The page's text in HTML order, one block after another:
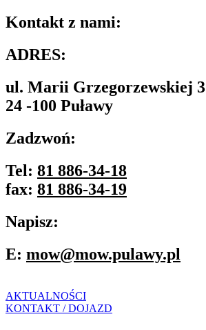
Kontakt z nami:
ADRES:
ul. Marii Grzegorzewskiej 3
24 -100 Puławy
Zadzwoń:
Tel: 81 886-34-18
fax: 81 886-34-19
Napisz:
E: mow@mow.pulawy.pl
AKTUALNOŚCI
KONTAKT / DOJAZD